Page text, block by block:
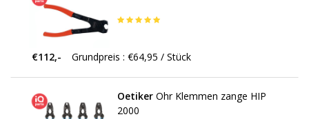
€112,- Grundpreis : €64,95 / Stück
Oetiker Ohr Klemmen zange HIP
2000